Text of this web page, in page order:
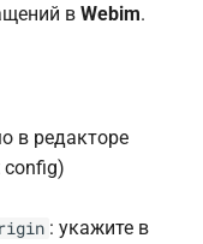
в Webim.
в редакторе
config)
: укажите в